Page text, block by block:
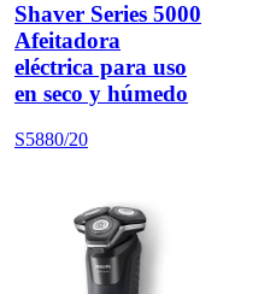
Shaver Series 5000
Afeitadora
eléctrica para uso
en seco y húmedo
S5880/20